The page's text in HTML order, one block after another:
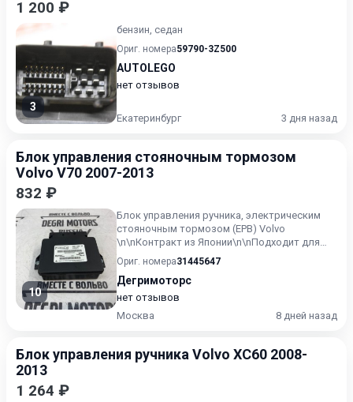
1 200 ₽
3
бензин, седан
Ориг. номера59790-3Z500
AUTOLEGO
нет отзывов
Екатеринбург 3 дня назад
Блок управления стояночным тормозом
Volvo V70 2007-2013
832 ₽
10
Блок управления ручника, электрическим
стояночным тормозом (EPB) Volvo
\n\nКонтракт из Японии\n\nПодходит для
моделей: S60 2011-2015 S80 200...
Ориг. номера31445647
Дегримоторс
нет отзывов
Москва
8 дней назад
Блок управления ручника Volvo XC60 2008-
2013
1 264 ₽